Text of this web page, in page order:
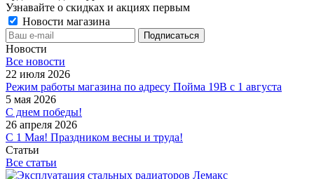
Узнавайте о скидках и акциях первым
Новости магазина
Новости
Все новости
22 июля 2026
Режим работы магазина по адресу Пойма 19В с 1 августа
5 мая 2026
С днем победы!
26 апреля 2026
С 1 Мая! Праздником весны и труда!
Статьи
Все статьи